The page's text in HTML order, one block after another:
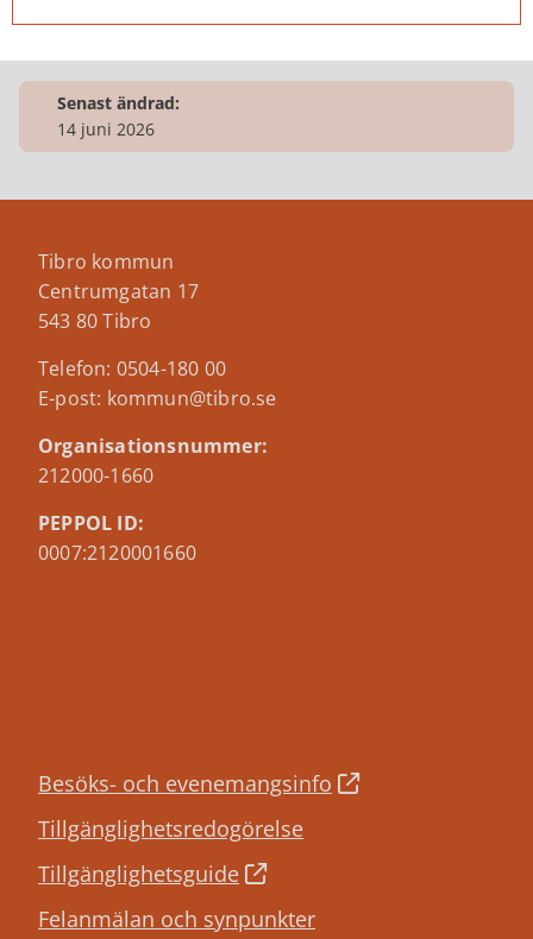
Senast ändrad:
14 juni 2026
Tibro kommun
Centrumgatan 17
543 80 Tibro
Telefon: 0504-180 00
E-post: kommun@tibro.se
Organisationsnummer:
212000-1660
PEPPOL ID:
0007:2120001660
Besöks- och evenemangsinfo
Tillgänglighetsredogörelse
Tillgänglighetsguide
Felanmälan och synpunkter